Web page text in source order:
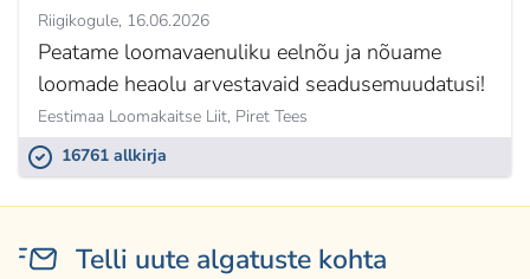
Riigikogule 16.06.2026
Peatame loomavaenuliku eelnõu ja nõuame
loomade heaolu arvestavaid seadusemuudatusi!
Eestimaa Loomakaitse Liit, Piret Tees
16761 allkirja
Telli uute algatuste kohta